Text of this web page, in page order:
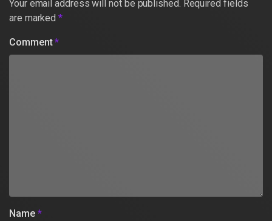
Your email address will not be published. Required fields
are marked*
Comment*
Name *